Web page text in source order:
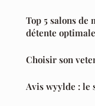
Top 5 salons de
détente optimale
Choisir son
Avis wyylde : le